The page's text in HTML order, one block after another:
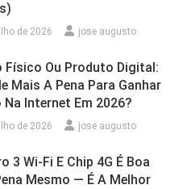
de 2026 jose augusto
Físico Ou Produto Digital:
Mais A Pena Para Ganhar
Na Internet Em 2026?
de 2026 jose augusto
3 Wi‑Fi E Chip 4G É Boa
Mesmo — É A Melhor